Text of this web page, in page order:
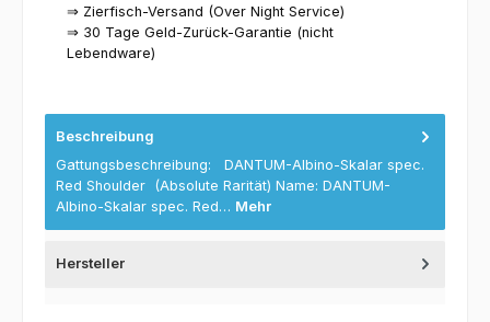
⇒ Zierfisch-Versand (Over Night Service)
⇒ 30 Tage Geld-Zurück-Garantie (nicht
Lebendware)
Beschreibung
Gattungsbeschreibung: DANTUM-Albino-Skalar spec.
Red Shoulder (Absolute Rarität) Name: DANTUM-
Albino-Skalar spec. Red… Mehr
Hersteller